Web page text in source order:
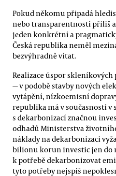
Pokud někomu připadá
nebo transparentnosti příliš
jeden konkrétní a
Česká republika neměl
bezvýhradně vítat.
Realizace úspor
— v podobě stavby nových
vytápění, nízkoemisní
republika má v současnosti v
s dekarbonizací značnou
odhadů Ministerstva
náklady na dekarbonizaci
bilionu korun investic jen do
k potřebě dekarbonizovat
tyto potřeby nejspíš